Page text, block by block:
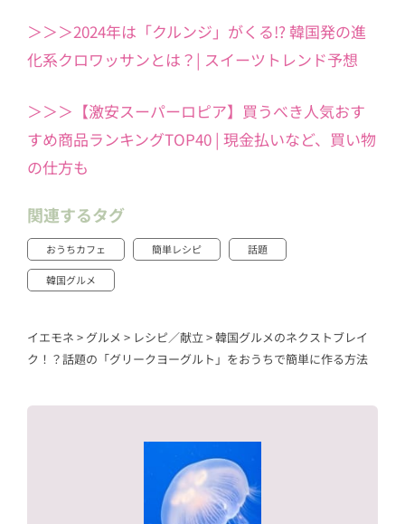
＞＞＞2024年は「クルンジ」がくる!? 韓国発の進
化系クロワッサンとは？| スイーツトレンド予想
＞＞＞【激安スーパーロピア】買うべき人気おす
すめ商品ランキングTOP40 | 現金払いなど、買い物
の仕方も
関連するタグ
おうちカフェ 簡単レシピ 話題
韓国グルメ
イエモネ > グルメ > レシピ／献立 >韓国グルメのネクストブレイ
ク！？話題の「グリークヨーグルト」をおうちで簡単に作る方法